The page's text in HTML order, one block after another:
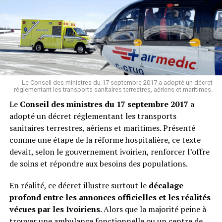
À NE PAS RATER !
Laurent Gbagbo : les dates clés d’un parcours politique
et judiciaire mouvementé
Herve Christ
toujours dans une spirale de violences et de coups
d’État militaires.
Un verdict qui éclaire le passé
En condamnant Sarkozy, la justice française met en
lumière l’arrière-plan douteux d’une politique
étrangère dont les conséquences continuent de ravager
l’Afrique. Loin d’être un simple épisode judiciaire, ce
verdict souligne la responsabilité historique de la France
: celle d’avoir ouvert la boîte de Pandore libyenne pour
des raisons où l’intérêt général se confondait avec des
calculs personnels.
Le Sahel paie aujourd’hui le prix d’une intervention dont
la sincérité humanitaire apparaît de plus en plus
discutable. Et si la justice française juge l’homme
Le Conseil des ministres du 17 septembre 2017 a adopté un décret
réglementant les transports sanitaires terrestres, aériens et maritimes.
Le Conseil des ministres du 17 septembre 2017 a
adopté un décret réglementant les transports
sanitaires terrestres, aériens et maritimes. Présenté
comme une étape de la réforme hospitalière, ce texte
devait, selon le gouvernement ivoirien, renforcer l’offre
de soins et répondre aux besoins des populations.
En réalité, ce décret illustre surtout le décalage
profond entre les annonces officielles et les réalités
vécues par les Ivoiriens. Alors que la majorité peine à